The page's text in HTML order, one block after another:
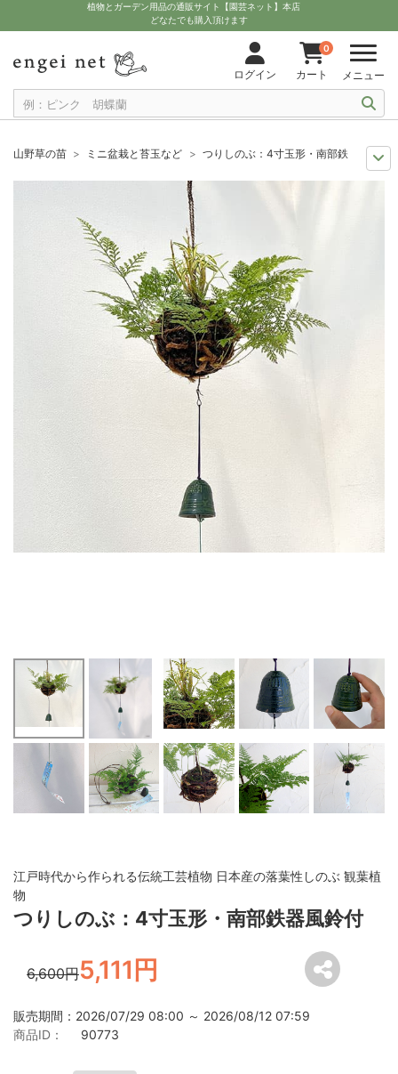
植物とガーデン用品の通販サイト【園芸ネット】本店
どなたでも購入頂けます
ログイン
0
カート メニュー
山野草の苗 ミニ盆栽と苔玉など
つりしのぶ：4寸玉形・南部鉄器風鈴付
セール
草花 ハーブ・野菜苗
つりしのぶ：4寸玉形・南部鉄器風鈴付
江戸時代から作られる伝統工芸植物 日本産の落葉性しのぶ 観葉植
物
つりしのぶ：4寸玉形・南部鉄器風鈴付
6,600円5,111円
販売期間：2026/07/29 08:00 ～ 2026/08/12 07:59
商品ID：
90773